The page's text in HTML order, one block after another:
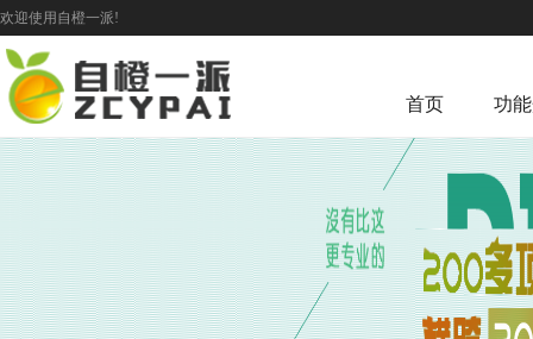
欢迎使用自橙一派!
首页 功